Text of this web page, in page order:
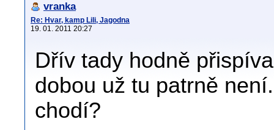
vranka
Re: Hvar, kamp Lili, Jagodna
19. 01. 2011 20:27
Dřív tady hodně
dobou už tu patrně
chodí?